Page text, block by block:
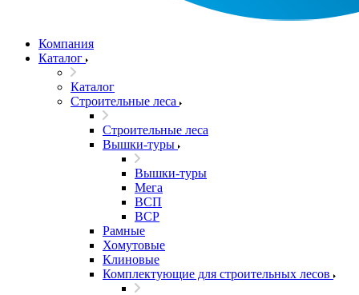
Компания
Каталог
Каталог
Строительные леса
Строительные леса
Вышки-туры
Вышки-туры
Мега
ВСП
ВСР
Рамные
Хомутовые
Клиновые
Комплектующие для строительных лесов